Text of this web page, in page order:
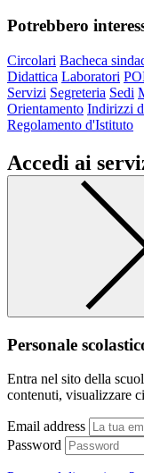
Potrebbero
Circolari Bacheca
Didattica Laboratori
Servizi Segreteria Sedi
Orientamento Indirizzi
Regolamento d'Istituto
Accedi ai
Personale
Entra nel sito della
contenuti, visualizzare
Email address
Password